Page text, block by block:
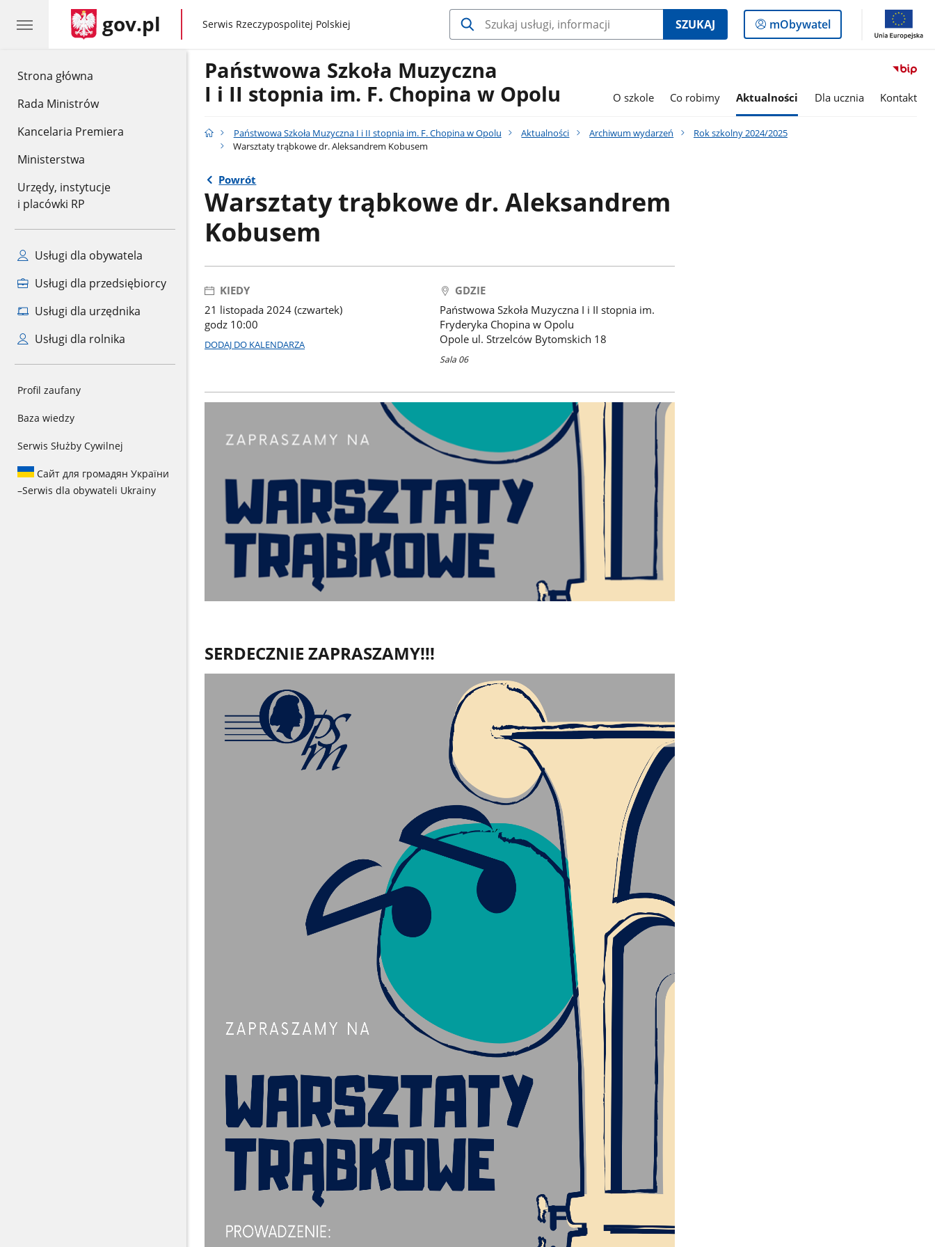
Strona główna
Rada Ministrów
Kancelaria Premiera
Ministerstwa
Urzędy, instytucje
i placówki RP
Usługi dla obywatela
Usługi dla przedsiębiorcy
Usługi dla urzędnika
Usługi dla rolnika
Profil zaufany
Baza wiedzy
Serwis Służby Cywilnej
Сайт для громадян України
–Serwis dla obywateli Ukrainy
gov.pl gov.pl
Serwis Rzeczypospolitej Polskiej SZUKAJ
Logowanie
do
mObywatel
Państwowa Szkoła Muzyczna
I i II stopnia im. F. Chopina w Opolu
O szkole Co robimy Aktualności Dla ucznia Kontakt
Państwowa Szkoła Muzyczna I i II stopnia im. F. Chopina w Opolu Aktualności Archiwum wydarzeń
Rok szkolny 2024/2025
Warsztaty trąbkowe dr. Aleksandrem Kobusem
Powrót
Warsztaty trąbkowe dr. Aleksandrem
Kobusem
KIEDY
21 listopada 2024 (czwartek)
godz 10:00
DODAJ DO KALENDARZA
GDZIE
Państwowa Szkoła Muzyczna I i II stopnia im.
Fryderyka Chopina w Opolu
Opole ul. Strzelców Bytomskich 18
Sala 06
SERDECZNIE ZAPRASZAMY!!!